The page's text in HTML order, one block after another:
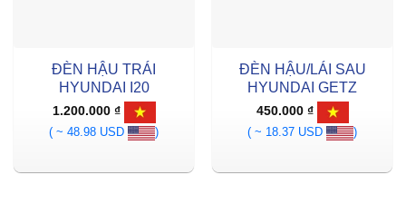
ĐÈN HẬU TRÁI
HYUNDAI I20
1.200.000 ₫
( ~ 48.98 USD
)
ĐÈN HẬU/LÁI SAU
HYUNDAI GETZ
450.000 ₫
( ~ 18.37 USD
)